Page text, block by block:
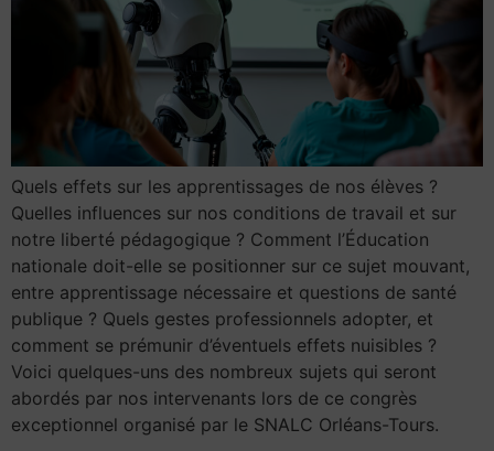
Quels effets sur les apprentissages de nos élèves ?
Quelles influences sur nos conditions de travail et sur
notre liberté pédagogique ? Comment l’Éducation
nationale doit-elle se positionner sur ce sujet mouvant,
entre apprentissage nécessaire et questions de santé
publique ? Quels gestes professionnels adopter, et
comment se prémunir d’éventuels effets nuisibles ?
Voici quelques-uns des nombreux sujets qui seront
abordés par nos intervenants lors de ce congrès
exceptionnel organisé par le SNALC Orléans-Tours.